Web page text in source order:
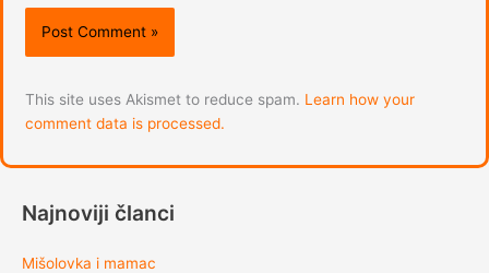
This site uses Akismet to reduce spam. Learn how your
comment data is processed.
Najnoviji članci
Mišolovka i mamac